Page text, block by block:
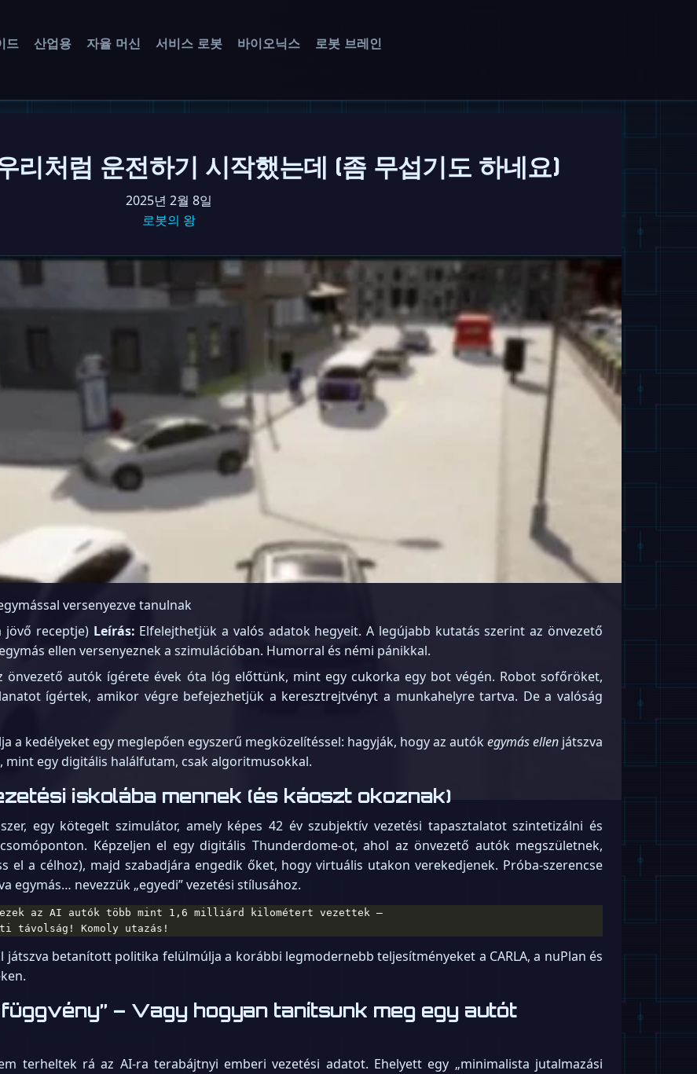
드 산업용 자율 머신 서비스 로봇 바이오닉스 로봇 브레인
리처럼 운전하기 시작했는데 (좀 무섭기도 하네요)
2025년 2월 8일
로봇의 왕
versenyezve tanulnak
jövő receptje) Leírás: Elfelejthetjük a valós adatok hegyeit. A legújabb kutatás szerint az önvezető
ellen versenyeznek a szimulációban. Humorral és némi pánikkal.
önvezető autók ígérete évek óta lóg előttünk, mint egy cukorka egy bot végén. Robot sofőröket,
ígértek, amikor végre befejezhetjük a keresztrejtvényt a munkahelyre tartva. De a valóság
a kedélyeket egy meglepően egyszerű megközelítéssel: hagyják, hogy az autókegymás ellen játszva
mint egy digitális halálfutam, csak algoritmusokkal.
iskolába mennek (és káoszt okoznak)
egy kötegelt szimulátor, amely képes 42 év szubjektív vezetési tapasztalatot szintetizálni és
Képzeljen el egy digitális Thunderdome-ot, ahol az önvezető autók megszületnek,
el a célhoz), majd szabadjára engedik őket, hogy virtuális utakon verekedjenek. Próba-szerencse
egymás… nevezzük „egyedi” vezetési stílusához.
távolság! Komoly utazás!
játszva betanított politika felülmúlja a korábbi legmodernebb teljesítményeket a CARLA, a nuPlan és
– Vagy hogyan tanítsunk meg egy autót
terheltek rá az AI-ra terabájtnyi emberi vezetési adatot. Ehelyett egy „minimalista jutalmazási